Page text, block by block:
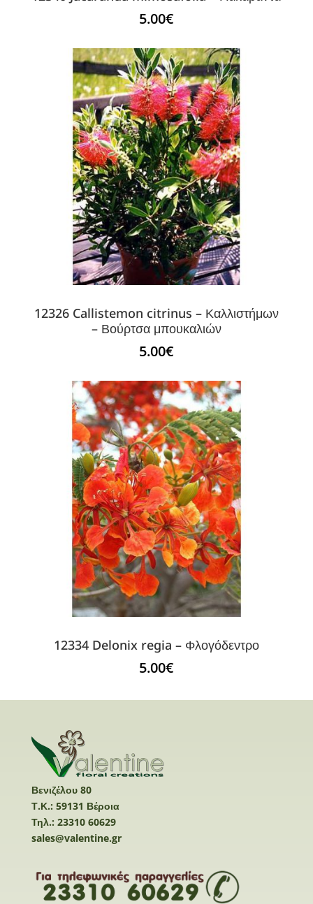
5.00€
12326 Callistemon citrinus – Καλλιστήμων
– Βούρτσα μπουκαλιών
5.00€
12334 Delonix regia – Φλογόδεντρο
5.00€
Βενιζέλου 80
Τ.Κ.: 59131 Βέροια
Τηλ.: 23310 60629
sales@valentine.gr